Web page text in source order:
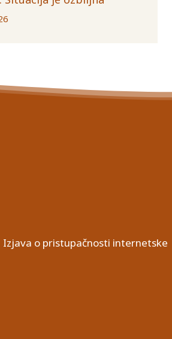
Izjava o pristupačnosti internetske